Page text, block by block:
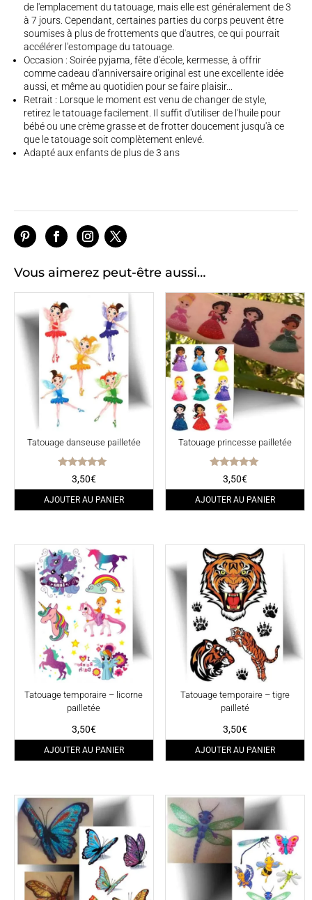
de l'emplacement du tatouage, mais elle est généralement de 3
à 7 jours. Cependant, certaines parties du corps peuvent être
soumises à plus de frottements que d'autres, ce qui pourrait
accélérer l'estompage du tatouage.
Occasion : Soirée pyjama, fête d'école, kermesse, à offrir
comme cadeau d'anniversaire original est une excellente idée
aussi, et même au quotidien pour se faire plaisir...
Retrait : Lorsque le moment est venu de changer de style,
retirez le tatouage facilement. Il suffit d'utiliser de l'huile pour
bébé ou une crème grasse et de frotter doucement jusqu'à ce
que le tatouage soit complètement enlevé.
Adapté aux enfants de plus de 3 ans
Vous aimerez peut-être aussi…
Tatouage danseuse pailletée
Note
5.00
3,50€
AJOUTER AU PANIER
Tatouage princesse pailletée
Note
5.00
3,50€
AJOUTER AU PANIER
Tatouage temporaire – licorne
pailletée
3,50€
AJOUTER AU PANIER
Tatouage temporaire – tigre
pailleté
3,50€
AJOUTER AU PANIER